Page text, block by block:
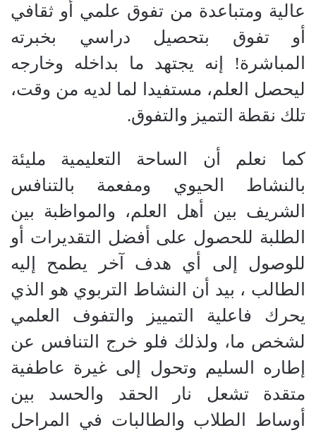
عالية ومتباعدة من تفوق علمي أو ثقافي
أو تفوق بتحصيل دراسي بخبرته
المباشرة! إنه يجتهد ما بداخله وخارجه
ليحصل العلم، مستفيدا لما لديه من وقت،
تلك نقطة التميز والتفوق.
كما نعلم أن الساحة التعليمية مليئة
بالنشاط الحيوي ومفعمة بالتنافس
الشريف بين أهل العلم، والمواظبة بين
الطلبة للحصول على أفضل التقديرات أو
للوصول إلى أي هدف آخر يطمح إليه
الطالب ، بيد أن النشاط التربوي هو الذي
يحرك فاعلية التمييز والتفوف العلمي
لشخص ما، ولذلك فلو خرج التنافس عن
إطاره السليم وتحول إلى غيرة عاطفية
متقدة تشعل نار الحقد والحسد بين
أوساط الطلاب والطالبات في المراحل